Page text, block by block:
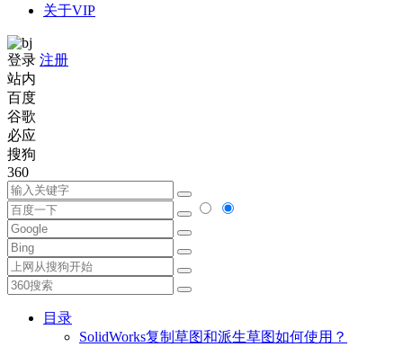
关于VIP
登录 注册
站内
百度
谷歌
必应
搜狗
360
目录
SolidWorks复制草图和派生草图如何使用？